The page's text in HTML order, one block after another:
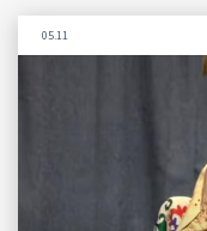
05.11